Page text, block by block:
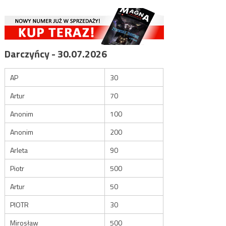
Darczyńcy - 30.07.2026
AP
30
Artur
70
Anonim
100
Anonim
200
Arleta
90
Piotr
500
Artur
50
PIOTR
30
Mirosław
500